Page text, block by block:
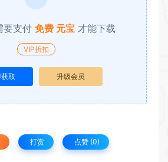
要支付 免费 元宝 才能下载
VIP折扣
取 升级会员
打赏 点赞 (0)